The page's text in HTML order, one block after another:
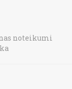
noteikumi